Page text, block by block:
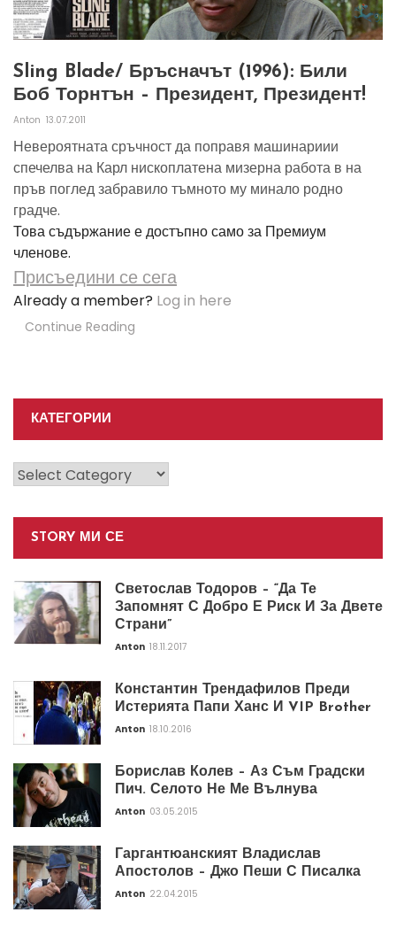
Sling Blade/ Бръсначът (1996): Били
Боб Торнтън – Президент, Президент!
Anton 13.07.2011
Невероятната сръчност да поправя машинариии
спечелва на Карл нископлатена мизерна работа в на
пръв поглед забравило тъмното му минало родно
градче.
Това съдържание е достъпно само за Премиум
членове.
Присъедини се сега
Already a member? Log in here
Continue Reading
КАТЕГОРИИ
Категории
STORY МИ СЕ
Светослав Тодоров – “Да Те
Запомнят С Добро Е Риск И За Двете
Страни”
Anton 18.11.2017
Константин Трендафилов Преди
Истерията Папи Ханс И VIP Brother
Anton 18.10.2016
Борислав Колев – Аз Съм Градски
Пич. Селото Не Ме Вълнува
Anton 03.05.2015
Гаргантюанският Владислав
Апостолов – Джо Пеши С Писалка
Anton 22.04.2015